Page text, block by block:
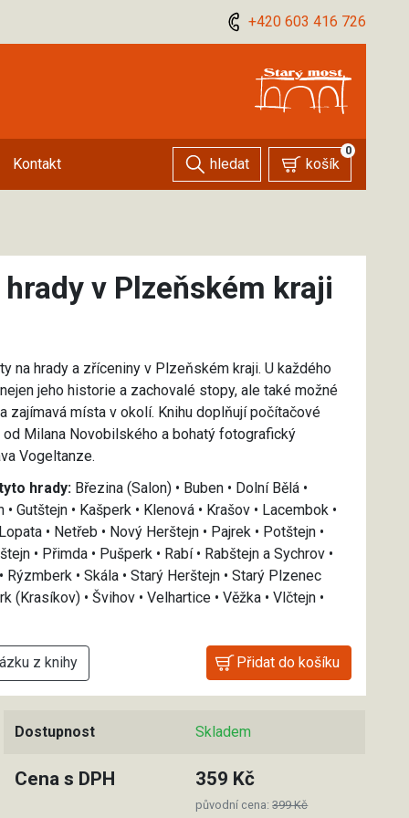
+420 603 416 726
hledat košík
0
Kontakt
hrady v Plzeňském kraji
na hrady a zříceniny v Plzeňském kraji. U každého
jeho historie a zachovalé stopy, ale také možné
zajímavá místa v okolí. Knihu doplňují počítačové
Milana Novobilského a bohatý fotografický
Vogeltanze.
hrady: Březina (Salon) • Buben • Dolní Bělá •
• Gutštejn • Kašperk • Klenová • Krašov • Lacembok •
• Netřeb • Nový Herštejn • Pajrek • Potštejn •
• Přimda • Pušperk • Rabí • Rabštejn a Sychrov •
Rýzmberk • Skála • Starý Herštejn • Starý Plzenec
(Krasíkov) • Švihov • Velhartice • Věžka • Vlčtejn •
z knihy
Dostupnost Skladem
Cena s DPH 359 Kč
původní cena:399 Kč